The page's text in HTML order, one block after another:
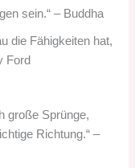
sein.“ – Buddha
die Fähigkeiten hat,
Ford
große Sprünge,
Richtung.“ –